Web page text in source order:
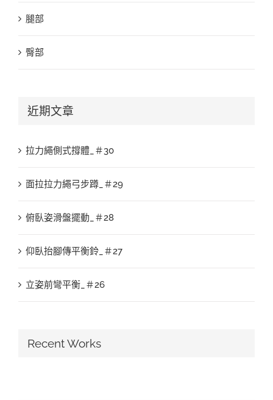
腿部
臀部
近期文章
拉力繩側式撐體_＃30
面拉拉力繩弓步蹲_＃29
俯臥姿滑盤擺動_＃28
仰臥抬腳傳平衡鈴_＃27
立姿前彎平衡_＃26
Recent Works